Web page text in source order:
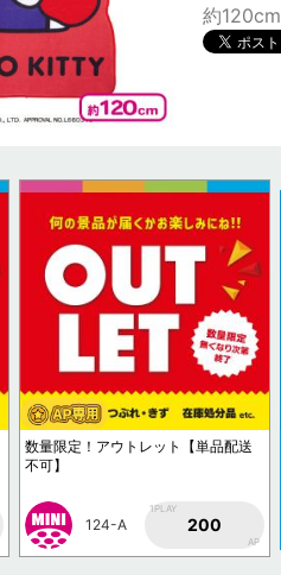
約120cm
数量限定！アウトレット【単品配送
不可】
124-A
1PLAY
200
AP